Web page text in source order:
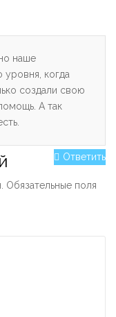
наше
уровня, когда
создали свою
А так
Ответить
Обязательные поля